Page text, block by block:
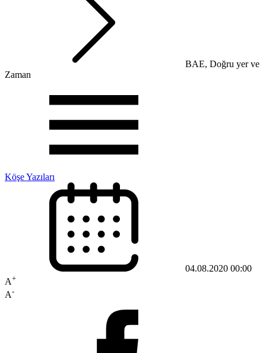
BAE, Doğru yer ve
Zaman
Köşe Yazıları
04.08.2020 00:00
A+
A-